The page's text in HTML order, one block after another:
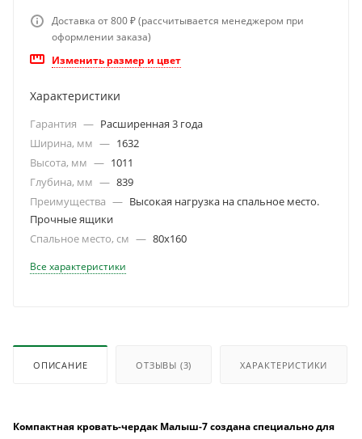
Доставка от 800 ₽ (рассчитывается менеджером при
оформлении заказа)
Изменить размер и цвет
Характеристики
Гарантия — Расширенная 3 года
Ширина, мм — 1632
Высота, мм — 1011
Глубина, мм — 839
Преимущества — Высокая нагрузка на спальное место.
Прочные ящики
Спальное место, см — 80х160
Все характеристики
ОПИСАНИЕ ОТЗЫВЫ (3) ХАРАКТЕРИСТИКИ
Компактная кровать-чердак Малыш-7 создана специально для